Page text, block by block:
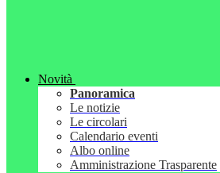
Novità
Panoramica
Le notizie
Le circolari
Calendario eventi
Albo online
Amministrazione Trasparente